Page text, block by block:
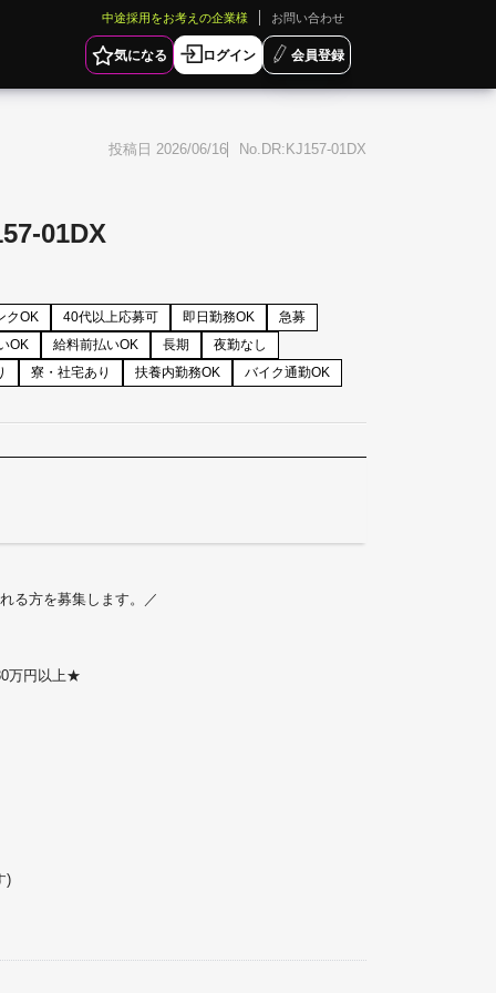
中途採用をお考えの企業様 お問い合わせ
気になる ログイン 会員登録
DR:KJ157-01DX
投稿日 2026/06/16
01DX
クOK 40代以上応募可 即日勤務OK
急募
OK
給料前払いOK 長期
夜勤なし
寮・社宅あり 扶養内勤務OK バイク通勤OK
る方を募集します。／
万円以上★
)